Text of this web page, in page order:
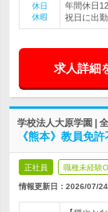
休日
休暇
年間休日
祝日に出
求人詳細
学校法人大原学園 |
《熊本》教員免
正社員 職種未経験
情報更新日：2026/07/24